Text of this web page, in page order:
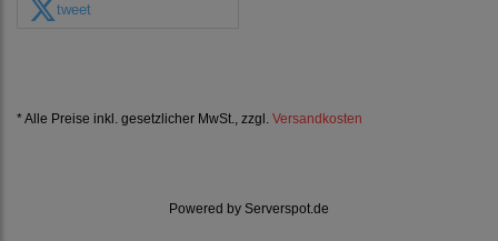
tweet
* Alle Preise inkl. gesetzlicher MwSt., zzgl. Versandkosten
Powered by Serverspot.de